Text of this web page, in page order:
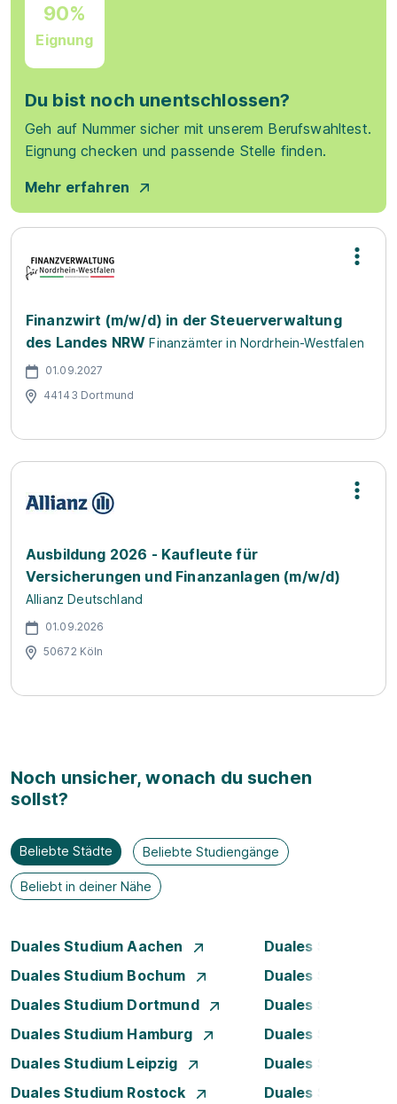
90%
Eignung
Du bist noch unentschlossen?
Geh auf Nummer sicher mit unserem Berufswahltest.
Eignung checken und passende Stelle finden.
Mehr erfahren
Finanzwirt (m/w/d) in der Steuerverwaltung
des Landes NRW Finanzämter in Nordrhein-Westfalen
01.09.2027
44143 Dortmund
Ausbildung 2026 - Kaufleute für
Versicherungen und Finanzanlagen (m/w/d)
Allianz Deutschland
01.09.2026
50672 Köln
Noch unsicher, wonach du suchen
sollst?
Beliebte Städte Beliebte Studiengänge
Beliebt in deiner Nähe
Duales Studium Aachen
Duales Studium
Duales Studium Bochum
Duales Studium
Duales Studium Dortmund
Duales Studium
Duales Studium Hamburg
Duales Studium
Duales Studium Leipzig
Duales Studium
Duales Studium Rostock
Duales Studium